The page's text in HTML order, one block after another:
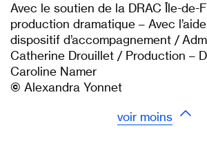
Avec le soutien de la DRAC Île-de-
production dramatique – Avec l’aide
dispositif d’accompagnement /
Catherine Drouillet / Production –
Caroline Namer
© Alexandra Yonnet
voir moins